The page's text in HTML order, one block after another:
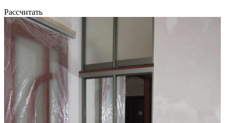
Рассчитать